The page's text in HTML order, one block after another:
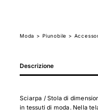
Moda > Piunobile >
Descrizione
Sciarpa / Stola di
in tessuti di moda. Nella